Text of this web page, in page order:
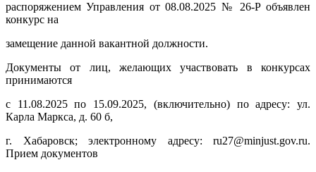
распоряжением Управления от 08.08.2025 № 26-Р объявлен
конкурс на
замещение данной вакантной должности.
Документы от лиц, желающих участвовать в конкурсах
принимаются
с 11.08.2025 по 15.09.2025, (включительно) по адресу: ул.
Карла Маркса, д. 60 б,
г. Хабаровск; электронному адресу: ru27@minjust.gov.ru.
Прием документов